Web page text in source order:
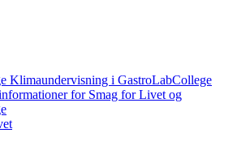
Klimaundervisning i GastroLabCollege
for Smag for Livet og